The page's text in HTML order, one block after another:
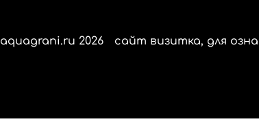
aquagrani.ru 2026 сайт визитка, для